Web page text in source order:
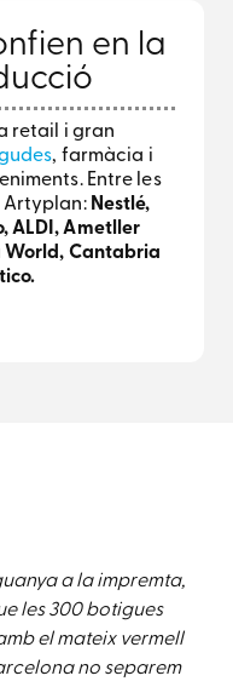
en la
retail i gran
, farmàcia i
Entre les
Artyplan: Nestlé,
ALDI, Ametller
World, Cantabria
a la impremta,
les 300 botigues
el mateix vermell
no separem